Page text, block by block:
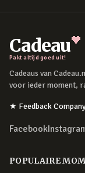
Cadeau
Pakt altijd goed uit!
Cadeaus van
voor ieder moment,
★ Feedback
Facebook
POPULAIRE